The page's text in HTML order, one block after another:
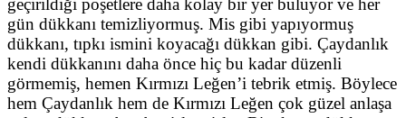
gün dükkanı temizliyormuş. Mis gibi yapıyormuş
dükkanı, tıpkı ismini koyacağı dükkan gibi. Çaydanlık
kendi dükkanını daha önce hiç bu kadar düzenli
görmemiş, hemen Kırmızı Leğen’i tebrik etmiş. Böylece
hem Çaydanlık hem de Kırmızı Leğen çok güzel anlaşa